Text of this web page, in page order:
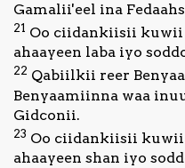
Gamalii'eel ina
21 Oo ciidankiisii kuwii
ahaayeen laba iyo
22 Qabiilkii reer
Benyaamiinna waa
Gidconii.
23 Oo ciidankiisii
ahaayeen shan iyo